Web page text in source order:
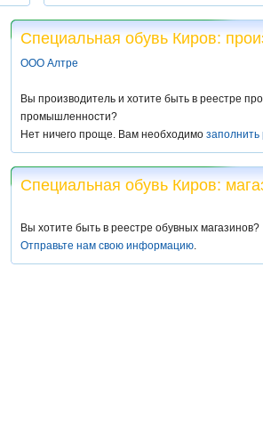
Специальная обувь Киров:
ООО Алтре
Вы производитель и хотите быть в реестре
промышленности?
Нет ничего проще. Вам необходимо
Специальная обувь Киров:
Вы хотите быть в реестре обувных магазинов?
Отправьте нам свою информацию.